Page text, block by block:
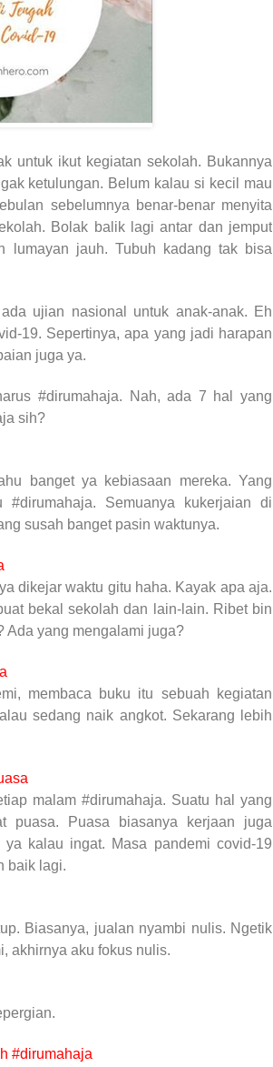
untuk ikut kegiatan sekolah. Bukannya
ketulungan. Belum kalau si kecil mau
sebelumnya benar-benar menyita
Bolak balik lagi antar dan jemput
lumayan jauh. Tubuh kadang tak bisa
ujian nasional untuk anak-anak. Eh
19. Sepertinya, apa yang jadi harapan
juga ya.
#dirumahaja. Nah, ada 7 hal yang
sih?
banget ya kebiasaan mereka. Yang
Semuanya kukerjaian di
susah banget pasin waktunya.
dikejar waktu gitu haha. Kayak apa aja.
bekal sekolah dan lain-lain. Ribet bin
Ada yang mengalami juga?
membaca buku itu sebuah kegiatan
sedang naik angkot. Sekarang lebih
malam #dirumahaja. Suatu hal yang
puasa. Puasa biasanya kerjaan juga
kalau ingat. Masa pandemi covid-19
baik lagi.
Biasanya, jualan nyambi nulis. Ngetik
akhirnya aku fokus nulis.
#dirumahaja